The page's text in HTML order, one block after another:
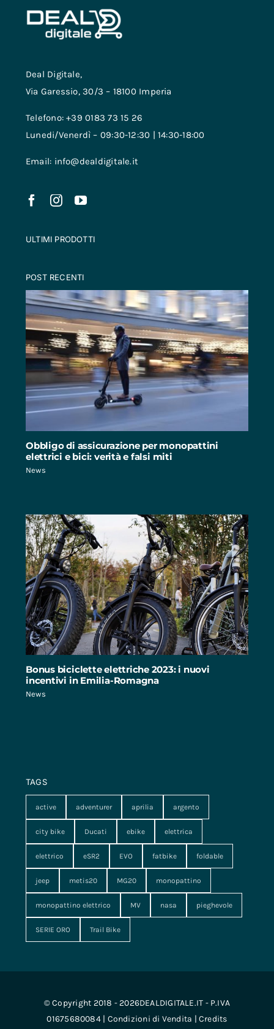
Deal Digitale,
Via Garessio, 30/3 – 18100 Imperia
Telefono: +39 0183 73 15 26
Lunedi/Venerdì – 09:30-12:30 | 14:30-18:00
Email: info@dealdigitale.it
ULTIMI PRODOTTI
POST RECENTI
Obbligo di assicurazione per monopattini
elettrici e bici: verità e falsi miti
News
Bonus biciclette elettriche 2023: i nuovi
incentivi in Emilia-Romagna
News
TAGS
active adventurer aprilia argento
city bike Ducati ebike elettrica
elettrico eSR2 EVO fatbike foldable
jeep metis20 MG20 monopattino
monopattino elettrico MV nasa pieghevole
SERIE ORO Trail Bike
© Copyright 2018 - 2026DEALDIGITALE.IT - P.IVA
01675680084 | Condizioni di Vendita | Credits